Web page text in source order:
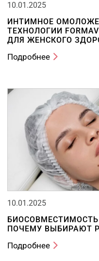
10.01.2025
ИНТИМНОЕ
ТЕХНОЛОГИИ
ДЛЯ ЖЕНСКОГО
Подробнее
10.01.2025
ПОЧЕМУ ВЫБИРАЮТ
Подробнее